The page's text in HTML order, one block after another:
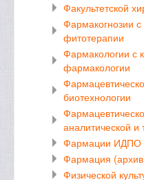
Факультетской
Фармакогнозии
фитотерапии
Фармакологии с
фармакологии
биотехнологии
аналитической и
Фармации ИДПО
Фармация
Физической